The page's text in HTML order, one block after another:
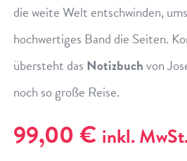
die weite Welt entschwinden,
hochwertiges Band die Seiten.
übersteht das Notizbuchvon
noch so große Reise.
99,00€ inkl.